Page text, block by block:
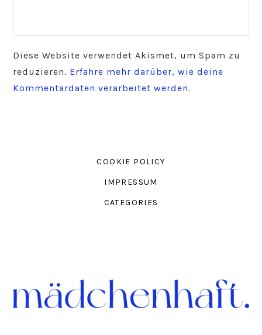
Diese Website verwendet Akismet, um Spam zu
reduzieren. Erfahre mehr darüber, wie deine
Kommentardaten verarbeitet werden.
COOKIE POLICY
IMPRESSUM
CATEGORIES